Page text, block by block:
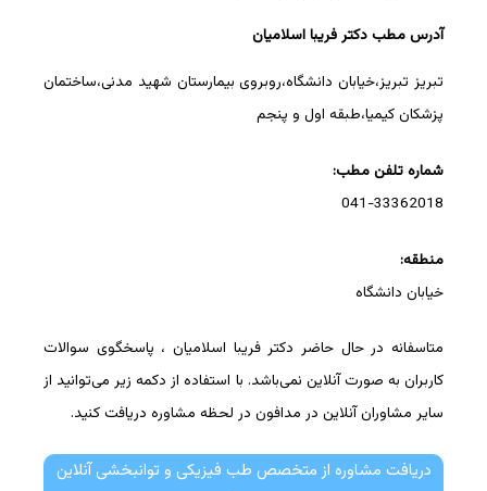
آدرس مطب دکتر فریبا اسلامیان
تبریز تبریز،خیابان دانشگاه،روبروی بیمارستان شهید مدنی،ساختمان
پزشکان کیمیا،طبقه اول و پنجم
شماره تلفن مطب:
041-33362018
منطقه:
خیابان دانشگاه
متاسفانه در حال حاضر دکتر فریبا اسلامیان ، پاسخگوی سوالات
کاربران به صورت آنلاین نمی‌باشد. با استفاده از دکمه زیر می‌توانید از
سایر مشاوران آنلاین در مدافون در لحظه مشاوره دریافت کنید.
دریافت مشاوره از متخصص طب فیزیکی و توانبخشی آنلاین